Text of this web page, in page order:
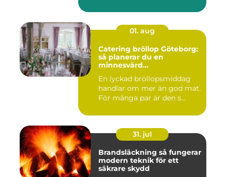
01. aug
Catering bröllop Göteborg:
så planerar du en
minnesvärd
En lyckad bröllopsmiddag
handlar om mer än god mat.
För många par är den s...
31. jul
Brandsläckning så fungerar
modern teknik för ett
säkrare skydd